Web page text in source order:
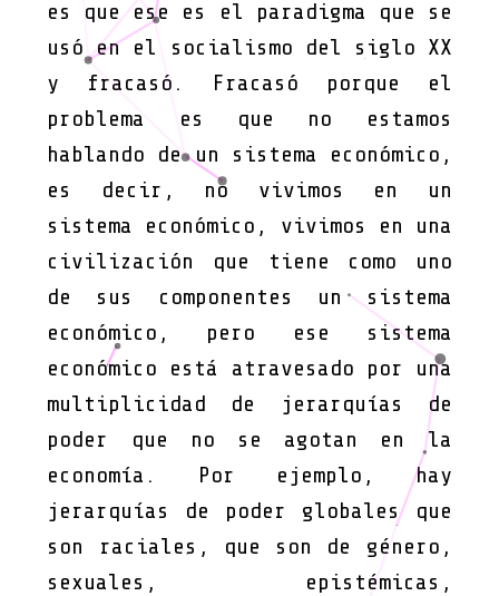
es que ese es el paradigma que se
usó en el socialismo del siglo XX
y fracasó. Fracasó porque el
problema es que no estamos
hablando de un sistema económico,
es decir, no vivimos en un
sistema económico, vivimos en una
civilización que tiene como uno
de sus componentes un sistema
económico, pero ese sistema
económico está atravesado por una
multiplicidad de jerarquías de
poder que no se agotan en la
economía. Por ejemplo, hay
jerarquías de poder globales que
son raciales, que son de género,
sexuales, epistémicas,